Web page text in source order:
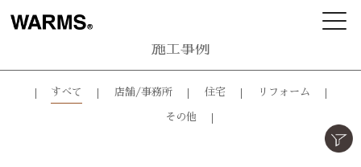
施工事例
すべて 店舗/事務所 住宅 リフォーム
その他